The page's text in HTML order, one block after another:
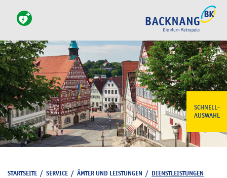
SCHNELL-
AUSWAHL
STARTSEITE / SERVICE / ÄMTER UND LEISTUNGEN / DIENSTLEISTUNGEN